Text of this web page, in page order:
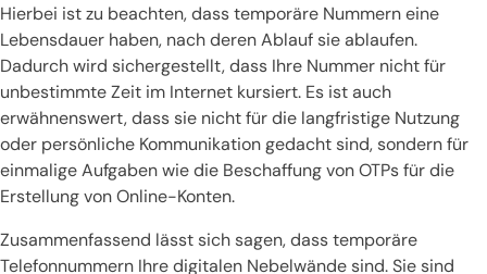
Hierbei ist zu beachten, dass temporäre Nummern eine
Lebensdauer haben, nach deren Ablauf sie ablaufen.
Dadurch wird sichergestellt, dass Ihre Nummer nicht für
unbestimmte Zeit im Internet kursiert. Es ist auch
erwähnenswert, dass sie nicht für die langfristige Nutzung
oder persönliche Kommunikation gedacht sind, sondern für
einmalige Aufgaben wie die Beschaffung von OTPs für die
Erstellung von Online-Konten.
Zusammenfassend lässt sich sagen, dass temporäre
Telefonnummern Ihre digitalen Nebelwände sind. Sie sind